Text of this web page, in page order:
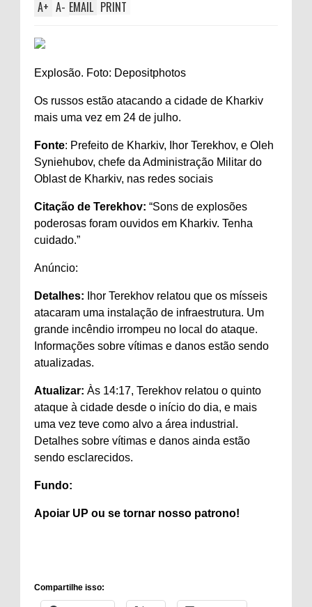
A+ A- EMAIL PRINT
Explosão. Foto: Depositphotos
Os russos estão atacando a cidade de Kharkiv
mais uma vez em 24 de julho.
Fonte: Prefeito de Kharkiv, Ihor Terekhov, e Oleh
Syniehubov, chefe da Administração Militar do
Oblast de Kharkiv, nas redes sociais
Citação de Terekhov: “Sons de explosões
poderosas foram ouvidos em Kharkiv. Tenha
cuidado.”
Anúncio:
Detalhes:
Ihor Terekhov relatou que os mísseis
atacaram uma instalação de infraestrutura. Um
grande incêndio irrompeu no local do ataque.
Informações sobre vítimas e danos estão sendo
atualizadas.
Atualizar: Às 14:17, Terekhov relatou o quinto
ataque à cidade desde o início do dia, e mais
uma vez teve como alvo a área industrial.
Detalhes sobre vítimas e danos ainda estão
sendo esclarecidos.
Fundo:
Apoiar UP ou se tornar nosso patrono!
Compartilhe isso: